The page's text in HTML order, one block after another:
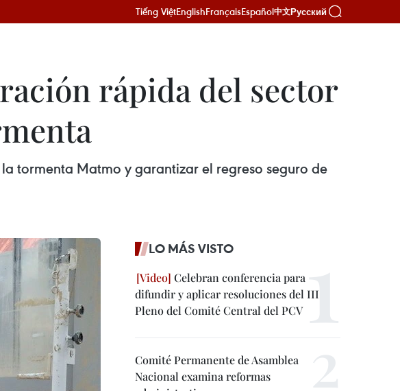
Tiếng ViệtEnglishFrançaisEspañol中文Русский
rápida del sector
tormenta Matmo y garantizar el regreso seguro de
LO MÁS VISTO
Celebran conferencia para
difundir y aplicar resoluciones del III
Pleno del Comité Central del PCV
Comité Permanente de Asamblea
Nacional examina reformas